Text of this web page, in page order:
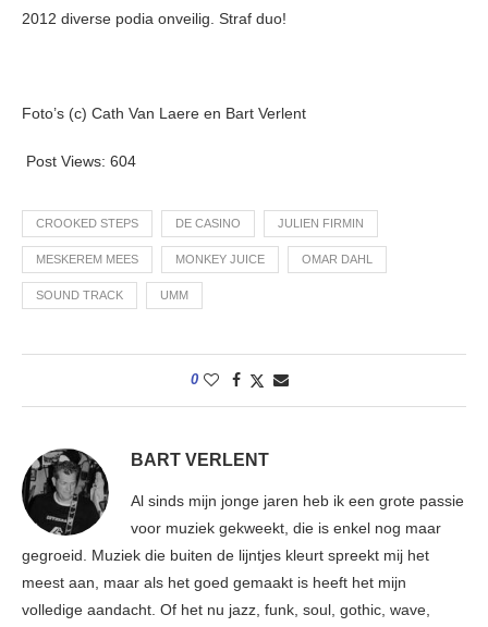
2012 diverse podia onveilig. Straf duo!
Foto’s (c) Cath Van Laere en Bart Verlent
Post Views: 604
CROOKED STEPS DE CASINO JULIEN FIRMIN
MESKEREM MEES MONKEY JUICE OMAR DAHL
SOUND TRACK UMM
0
BART VERLENT
Al sinds mijn jonge jaren heb ik een grote passie
voor muziek gekweekt, die is enkel nog maar
gegroeid. Muziek die buiten de lijntjes kleurt spreekt mij het
meest aan, maar als het goed gemaakt is heeft het mijn
volledige aandacht. Of het nu jazz, funk, soul, gothic, wave,